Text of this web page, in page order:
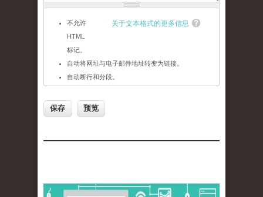
关于文本格式的更多信息
不允许
HTML
标记。
自动将网址与电子邮件地址转变为链接。
自动断行和分段。